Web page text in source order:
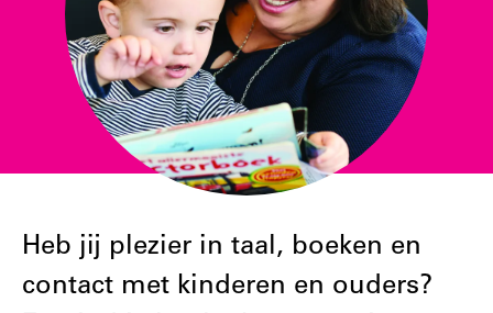
Heb jij plezier in taal, boeken en
contact met kinderen en ouders?